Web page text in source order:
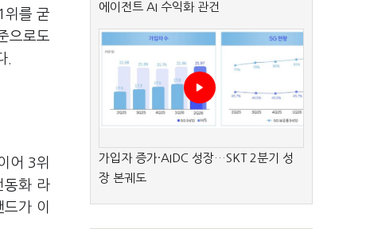
위를 굳
으로도
.
어 3위
동화 라
가 이
에이전트 AI 수익화 관건
가입자 증가·AIDC 성장…SKT 2분기 성
장 본궤도